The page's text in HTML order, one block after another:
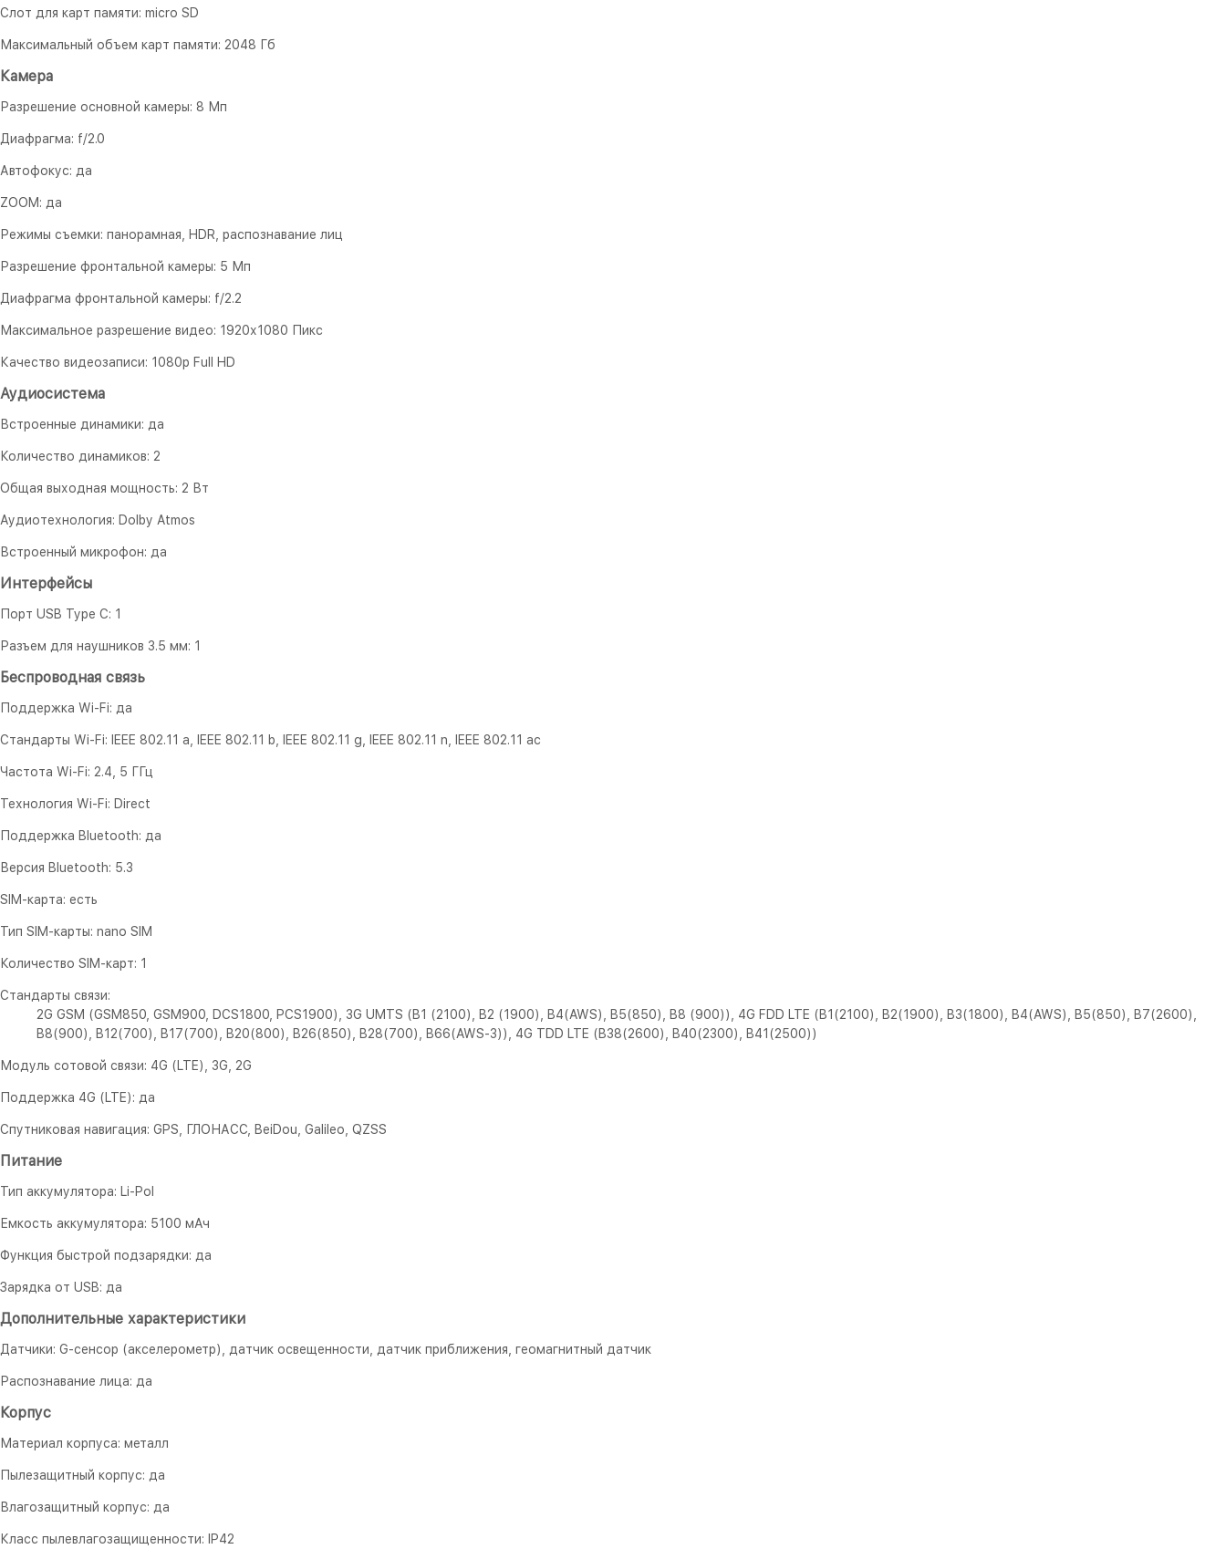
Слот для карт памяти: micro SD
Максимальный объем карт памяти: 2048 Гб
Камера
Разрешение основной камеры: 8 Мп
Диафрагма: f/2.0
Автофокус: да
ZOOM: да
Режимы съемки: панорамная, HDR, распознавание лиц
Разрешение фронтальной камеры: 5 Мп
Диафрагма фронтальной камеры: f/2.2
Максимальное разрешение видео: 1920х1080 Пикс
Качество видеозаписи: 1080p Full HD
Аудиосистема
Встроенные динамики: да
Количество динамиков: 2
Общая выходная мощность: 2 Вт
Аудиотехнология: Dolby Atmos
Встроенный микрофон: да
Интерфейсы
Порт USB Type C: 1
Разъем для наушников 3.5 мм: 1
Беспроводная связь
Поддержка Wi-Fi: да
Стандарты Wi-Fi: IEEE 802.11 a, IEEE 802.11 b, IEEE 802.11 g, IEEE 802.11 n, IEEE 802.11 ac
Частота Wi-Fi: 2.4, 5 ГГц
Технология Wi-Fi: Direct
Поддержка Bluetooth: да
Версия Bluetooth: 5.3
SIM-карта: есть
Тип SIM-карты: nano SIM
Количество SIM-карт: 1
Стандарты связи:
2G GSM (GSM850, GSM900, DCS1800, PCS1900), 3G UMTS (B1 (2100), B2 (1900), B4(AWS), B5(850), B8 (900)), 4G FDD LTE (B1(2100), B2(1900), B3(1800), B4(AWS), B5(850), B7(2600),
B8(900), B12(700), B17(700), B20(800), B26(850), B28(700), B66(AWS-3)), 4G TDD LTE (B38(2600), B40(2300), B41(2500))
Модуль сотовой связи: 4G (LTE), 3G, 2G
Поддержка 4G (LTE): да
Спутниковая навигация: GPS, ГЛОНАСС, BeiDou, Galileo, QZSS
Питание
Тип аккумулятора: Li-Pol
Емкость аккумулятора: 5100 мАч
Функция быстрой подзарядки: да
Зарядка от USB: да
Дополнительные характеристики
Датчики: G-сенсор (акселерометр), датчик освещенности, датчик приближения, геомагнитный датчик
Распознавание лица: да
Корпус
Материал корпуса: металл
Пылезащитный корпус: да
Влагозащитный корпус: да
Класс пылевлагозащищенности: IP42